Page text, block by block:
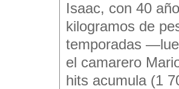
Isaac, con 40
kilogramos de
temporadas
el camarero
hits acumula (1